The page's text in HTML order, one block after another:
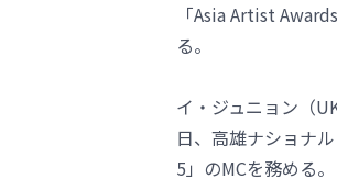
「Asia Artist
る。
イ・ジュニョン（
日、高雄ナショナ
5」のMCを務める。